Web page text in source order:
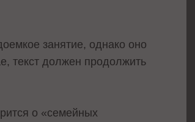
занятие, однако оно
текст должен продолжить
о «семейных